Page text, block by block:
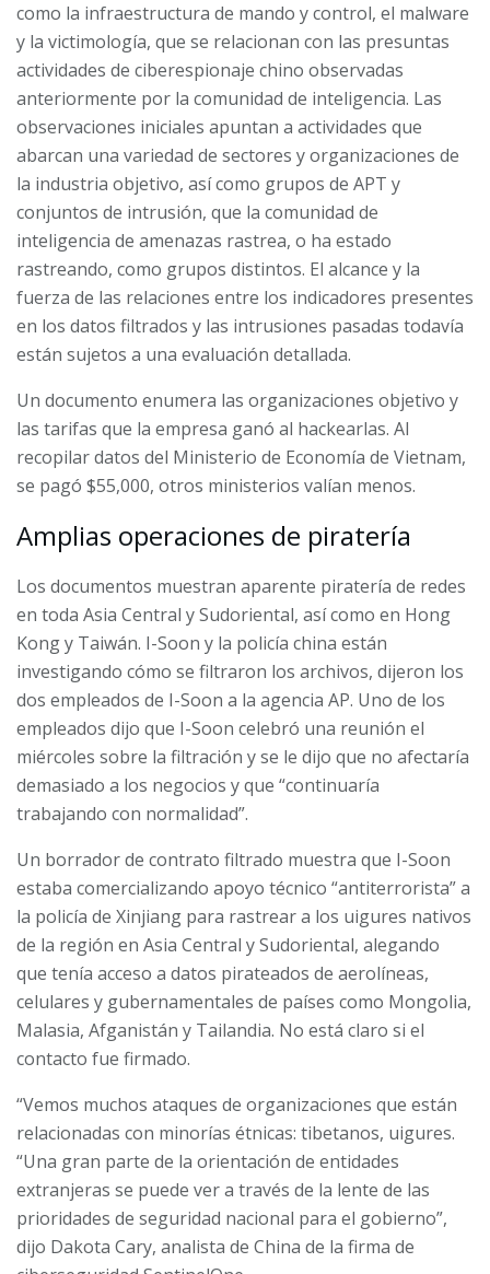
como la infraestructura de mando y control, el malware
y la victimología, que se relacionan con las presuntas
actividades de ciberespionaje chino observadas
anteriormente por la comunidad de inteligencia. Las
observaciones iniciales apuntan a actividades que
abarcan una variedad de sectores y organizaciones de
la industria objetivo, así como grupos de APT y
conjuntos de intrusión, que la comunidad de
inteligencia de amenazas rastrea, o ha estado
rastreando, como grupos distintos. El alcance y la
fuerza de las relaciones entre los indicadores presentes
en los datos filtrados y las intrusiones pasadas todavía
están sujetos a una evaluación detallada.
Un documento enumera las organizaciones objetivo y
las tarifas que la empresa ganó al hackearlas. Al
recopilar datos del Ministerio de Economía de Vietnam,
se pagó $55,000, otros ministerios valían menos.
Amplias operaciones de piratería
Los documentos muestran aparente piratería de redes
en toda Asia Central y Sudoriental, así como en Hong
Kong y Taiwán. I-Soon y la policía china están
investigando cómo se filtraron los archivos, dijeron los
dos empleados de I-Soon a la agencia AP. Uno de los
empleados dijo que I-Soon celebró una reunión el
miércoles sobre la filtración y se le dijo que no afectaría
demasiado a los negocios y que “continuaría
trabajando con normalidad”.
Un borrador de contrato filtrado muestra que I-Soon
estaba comercializando apoyo técnico “antiterrorista” a
la policía de Xinjiang para rastrear a los uigures nativos
de la región en Asia Central y Sudoriental, alegando
que tenía acceso a datos pirateados de aerolíneas,
celulares y gubernamentales de países como Mongolia,
Malasia, Afganistán y Tailandia. No está claro si el
contacto fue firmado.
“Vemos muchos ataques de organizaciones que están
relacionadas con minorías étnicas: tibetanos, uigures.
“Una gran parte de la orientación de entidades
extranjeras se puede ver a través de la lente de las
prioridades de seguridad nacional para el gobierno”,
dijo Dakota Cary, analista de China de la firma de